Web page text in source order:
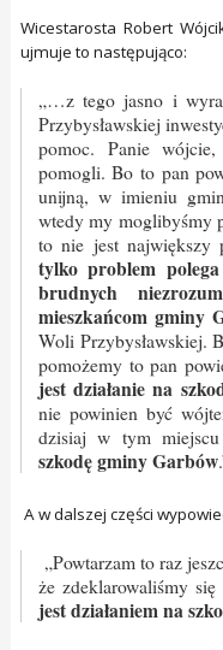
Wicestarosta Robert
ujmuje to następująco:
„…z tego jasno i
Przybysławskiej
pomoc. Panie
pomogli. Bo to pan
unijną, w imieniu
wtedy my moglibyśmy
to nie jest największy
tylko problem
brudnych
mieszkańcom gminy
Woli Przybysławskiej.
pomożemy to pan
jest działanie na
nie powinien być
dzisiaj w tym
szkodę gminy Garbów
A w dalszej części
„Powtarzam to raz
że zdeklarowaliśmy
jest działaniem na